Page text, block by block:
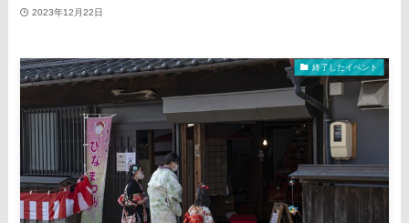
2023年12月22日
終了したイベント